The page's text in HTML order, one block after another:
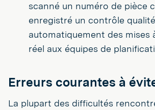
scanné un numéro de pièce
enregistré un contrôle
automatiquement des mises
réel aux équipes de
Erreurs courantes à
La plupart des difficultés